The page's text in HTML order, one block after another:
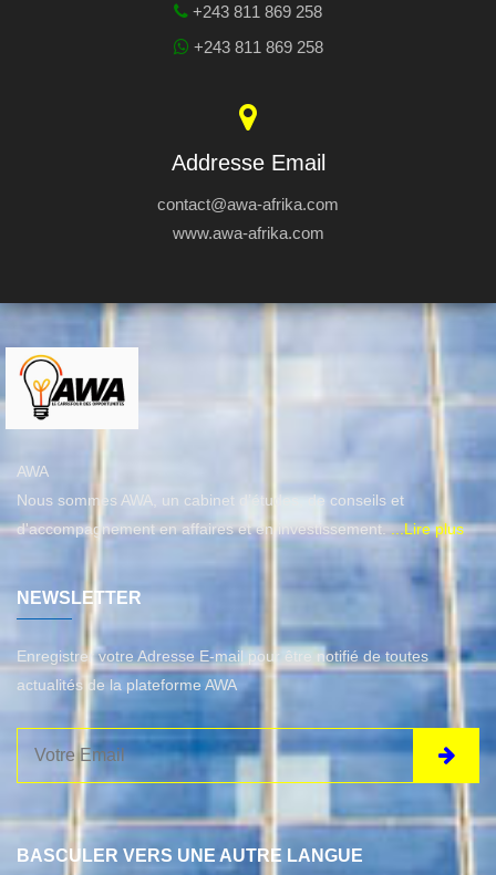
+243 811 869 258
+243 811 869 258
Addresse Email
contact@awa-afrika.com
www.awa-afrika.com
AWA
Nous sommes AWA, un cabinet d’études, de conseils et
d'accompagnement en affaires et en investissement....Lire plus
NEWSLETTER
Enregistrer votre Adresse E-mail pour être notifié de toutes
actualités de la plateforme AWA
BASCULER VERS UNE AUTRE LANGUE